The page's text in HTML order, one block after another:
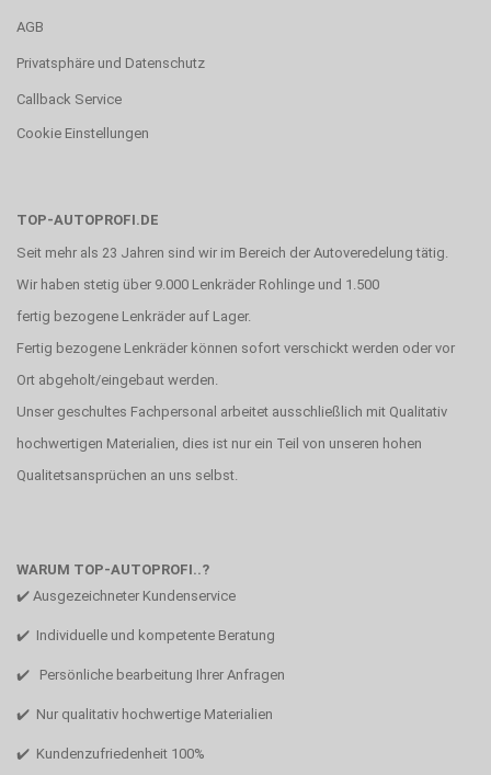
AGB
Privatsphäre und Datenschutz
Callback Service
Cookie Einstellungen
TOP-AUTOPROFI.DE
Seit mehr als 23 Jahren sind wir im Bereich der Autoveredelung tätig.
Wir haben stetig über 9.000 Lenkräder Rohlinge und 1.500
fertig bezogene Lenkräder auf Lager.
Fertig bezogene Lenkräder können sofort verschickt werden oder vor
Ort abgeholt/eingebaut werden.
Unser geschultes Fachpersonal arbeitet ausschließlich mit Qualitativ
hochwertigen Materialien, dies ist nur ein Teil von unseren hohen
Qualitetsansprüchen an uns selbst.
WARUM TOP-AUTOPROFI..?
✔️ Ausgezeichneter Kundenservice
✔️ Individuelle und kompetente Beratung
✔️ Persönliche bearbeitung Ihrer Anfragen
✔️ Nur qualitativ hochwertige Materialien
✔️ Kundenzufriedenheit 100%